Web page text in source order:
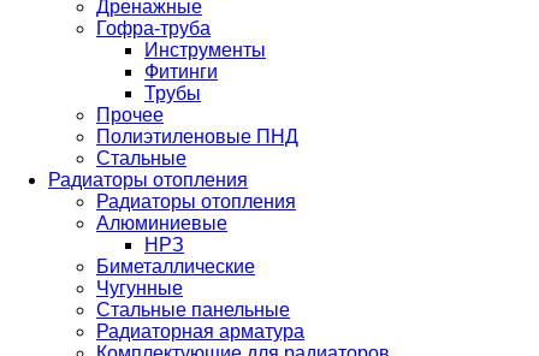
Дренажные
Гофра-труба
Инструменты
Фитинги
Трубы
Прочее
Полиэтиленовые ПНД
Стальные
Радиаторы отопления
Радиаторы отопления
Алюминиевые
НРЗ
Биметаллические
Чугунные
Стальные панельные
Радиаторная арматура